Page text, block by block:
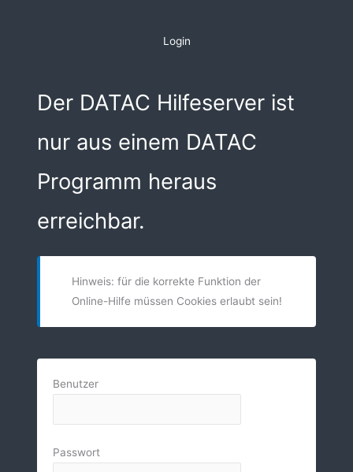
Login
Der DATAC Hilfeserver ist
nur aus einem DATAC
Programm heraus
erreichbar.
Hinweis: für die korrekte Funktion der
Online-Hilfe müssen Cookies erlaubt sein!
Benutzer
Passwort